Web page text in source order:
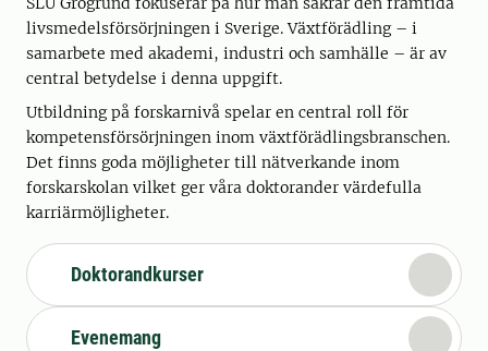
livsmedelsförsörjningen i Sverige. Växtförädling – i
samarbete med akademi, industri och samhälle – är av
central betydelse i denna uppgift.
Utbildning på forskarnivå spelar en central roll för
kompetensförsörjningen inom växtförädlingsbranschen.
Det finns goda möjligheter till nätverkande inom
forskarskolan vilket ger våra doktorander värdefulla
karriärmöjligheter.
Doktorandkurser
Evenemang